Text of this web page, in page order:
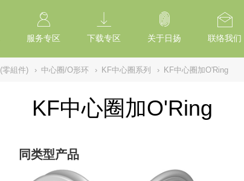
Implementation Of Subresource Integrity /*
服务专区 下载专区 关于日扬 联络我们
零組件) › 中心圈/O形环 › KF中心圈系列 › KF中心圈加O'Ring
KF中心圈加O'Ring
同类型产品